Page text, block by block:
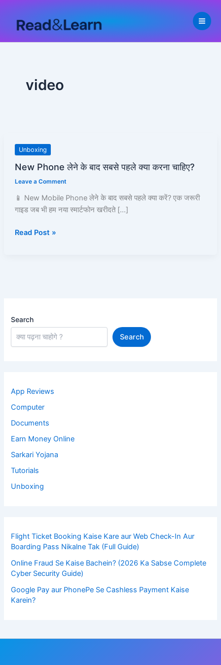
content
video
Unboxing
New Phone लेने के बाद सबसे पहले क्या करना चाहिए?
Leave a Comment
📱 New Mobile Phone लेने के बाद सबसे पहले क्या करें? एक जरूरी
गाइड जब भी हम नया स्मार्टफोन खरीदते […]
New
लेने
के
बाद
सबसे
क्या
Read Post »
Search
Search
App Reviews
Computer
Documents
Earn Money Online
Sarkari Yojana
Tutorials
Unboxing
Flight Ticket Booking Kaise Kare aur Web Check-In Aur
Boarding Pass Nikalne Tak (Full Guide)
Online Fraud Se Kaise Bachein? (2026 Ka Sabse Complete
Cyber Security Guide)
Google Pay aur PhonePe Se Cashless Payment Kaise
Karein?